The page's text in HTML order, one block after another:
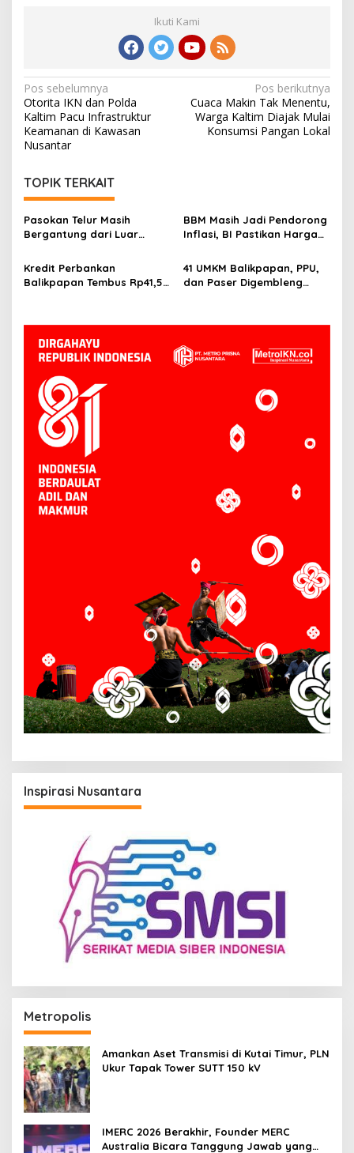
Ikuti Kami
Navigasi
pos
Pos sebelumnya
Otorita IKN dan Polda
Kaltim Pacu Infrastruktur
Keamanan di Kawasan
Nusantar
Pos berikutnya
Cuaca Makin Tak Menentu,
Warga Kaltim Diajak Mulai
Konsumsi Pangan Lokal
TOPIK TERKAIT
Pasokan Telur Masih
Bergantung dari Luar
Siapkan Peternak Baru
BBM Masih Jadi Pendorong
Inflasi, BI Pastikan Harga
PPU Terkendali
Kredit Perbankan
Balikpapan Tembus Rp41,5
41 UMKM Balikpapan, PPU,
dan Paser Digembleng
Inspirasi Nusantara
Metropolis
Amankan Aset Transmisi di Kutai Timur, PLN
Ukur Tapak Tower SUTT 150 kV
IMERC 2026 Berakhir, Founder MERC
Australia Bicara Tanggung Jawab yang